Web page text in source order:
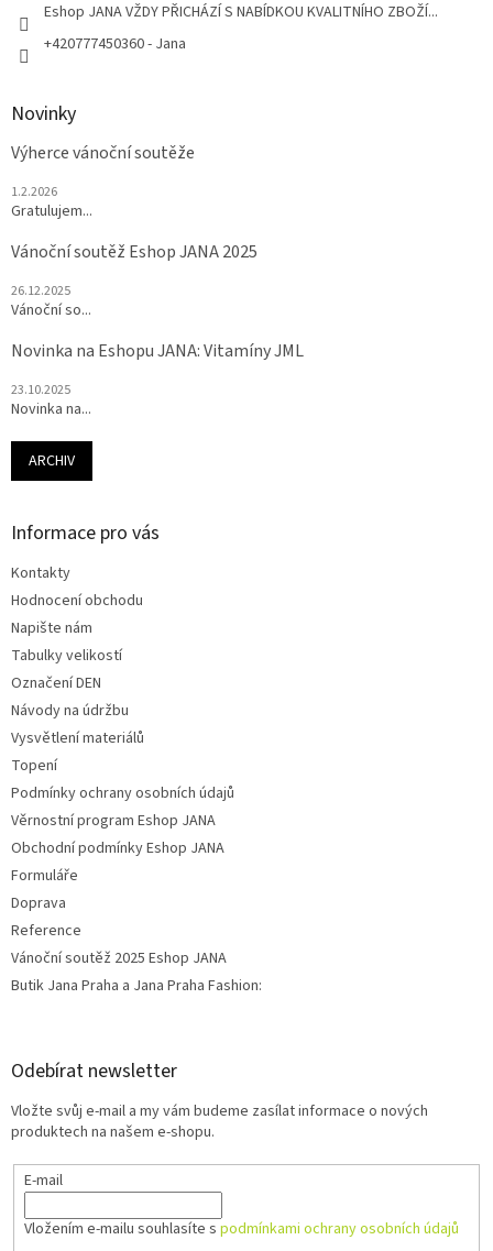
Eshop JANA VŽDY PŘICHÁZÍ S NABÍDKOU KVALITNÍHO ZBOŽÍ...
+420777450360 - Jana
Novinky
Výherce vánoční soutěže
1.2.2026
Gratulujem...
Vánoční soutěž Eshop JANA 2025
26.12.2025
Vánoční so...
Novinka na Eshopu JANA: Vitamíny JML
23.10.2025
Novinka na...
ARCHIV
Informace pro vás
Kontakty
Hodnocení obchodu
Napište nám
Tabulky velikostí
Označení DEN
Návody na údržbu
Vysvětlení materiálů
Topení
Podmínky ochrany osobních údajů
Věrnostní program Eshop JANA
Obchodní podmínky Eshop JANA
Formuláře
Doprava
Reference
Vánoční soutěž 2025 Eshop JANA
Butik Jana Praha a Jana Praha Fashion:
Odebírat newsletter
Vložte svůj e-mail a my vám budeme zasílat informace o nových
produktech na našem e-shopu.
E-mail
Vložením e-mailu souhlasíte s podmínkami ochrany osobních údajů